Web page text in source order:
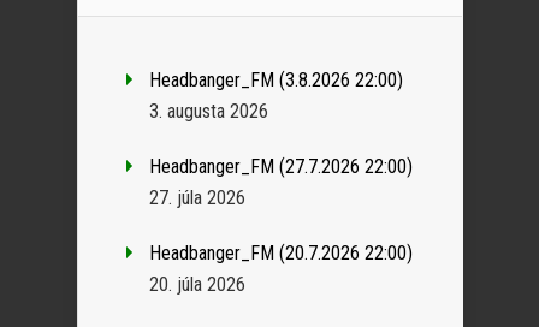
Headbanger_FM (3.8.2026 22:00)
3. augusta 2026
Headbanger_FM (27.7.2026 22:00)
27. júla 2026
Headbanger_FM (20.7.2026 22:00)
20. júla 2026